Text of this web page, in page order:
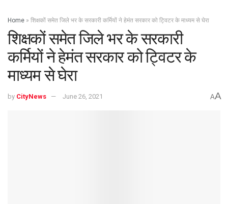
Home » शिक्षकों समेत जिले भर के सरकारी कर्मियों ने हेमंत सरकार को ट्विटर के माध्यम से घेरा
शिक्षकों समेत जिले भर के सरकारी
कर्मियों ने हेमंत सरकार को ट्विटर के
माध्यम से घेरा
by CityNews June 26, 2021 AA